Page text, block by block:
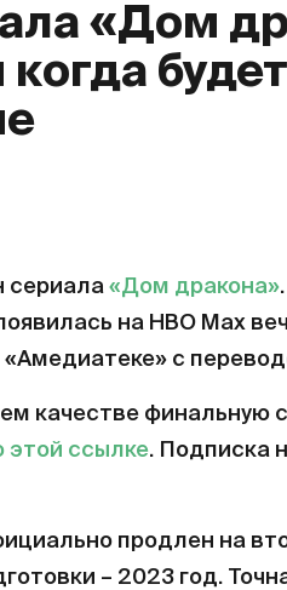
«Дом
будет
сериала «Дом дракона»
на HBO Max
с
качестве финальную
этой ссылке. Подписка
продлен на
– 2023 год.